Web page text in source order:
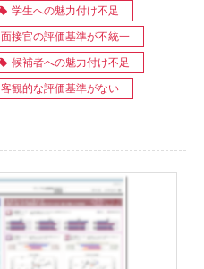
学生への魅力付け不足
面接官の評価基準が不統一
候補者への魅力付け不足
客観的な評価基準がない